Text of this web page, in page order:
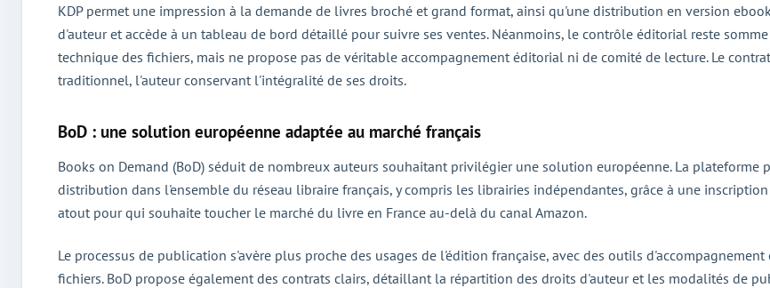
KDP permet une impression à la demande de livres broché et grand format, ainsi qu'une distribution en version
d'auteur et accède à un tableau de bord détaillé pour suivre ses ventes. Néanmoins, le contrôle éditorial reste
technique des fichiers, mais ne propose pas de véritable accompagnement éditorial ni de comité de lecture. Le
traditionnel, l'auteur conservant l'intégralité de ses droits.
BoD : une solution européenne adaptée au marché français
Books on Demand (BoD) séduit de nombreux auteurs souhaitant privilégier une solution européenne. La
distribution dans l'ensemble du réseau libraire français, y compris les librairies indépendantes, grâce à une
atout pour qui souhaite toucher le marché du livre en France au-delà du canal Amazon.
Le processus de publication s'avère plus proche des usages de l'édition française, avec des outils
fichiers. BoD propose également des contrats clairs, détaillant la répartition des droits d'auteur et les modalités de